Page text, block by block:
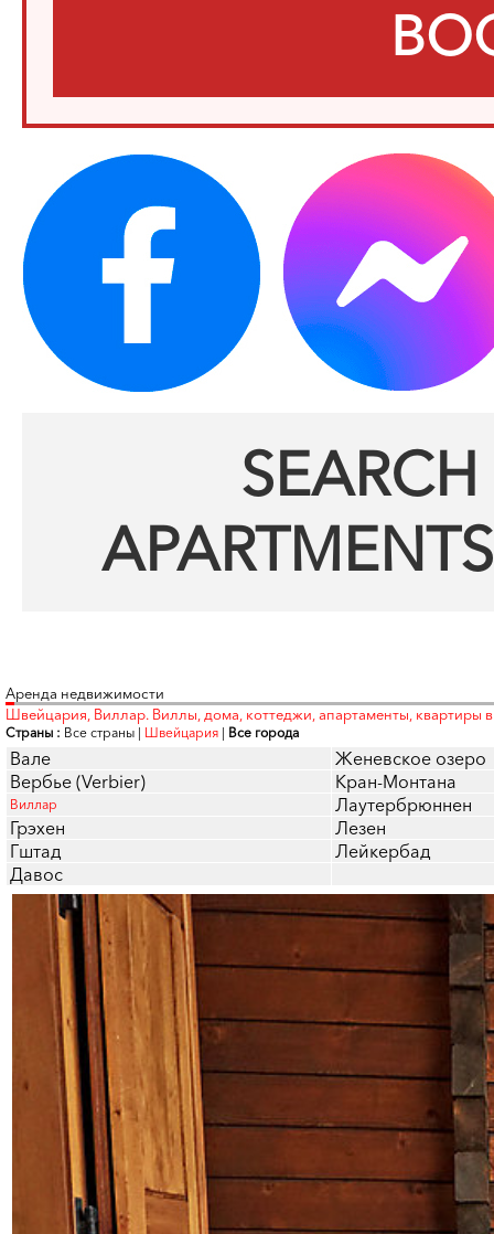
Аренда недвижимости
Швейцария, Виллар. Виллы, дома, коттеджи, апартаменты, квартиры
Страны : Все страны | Швейцария | Все города
Вале
Женевское озеро
Вербье (Verbier)
Кран-Монтана
Виллар
Лаутербрюннен
Грэхен
Лезен
Гштад
Лейкербад
Давос